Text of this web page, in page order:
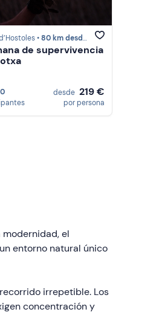
•80 km desde Barcelona
de supervivencia
desde 219 €
por persona
el
entorno natural único
irrepetible. Los
concentración y